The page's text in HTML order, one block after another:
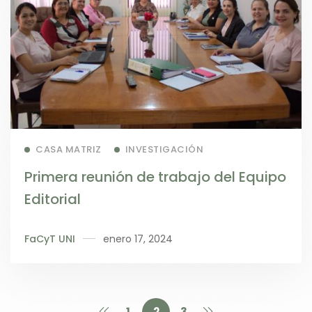
Read more
CASA MATRIZ INVESTIGACIÓN
Primera reunión de trabajo del Equipo
Editorial
FaCyT UNI enero 17, 2024